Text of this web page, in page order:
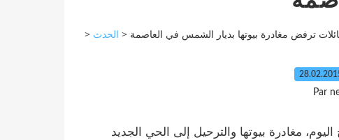
> الحدث > ترفض مغادرة بيوتها بديار الشمس في العاصمة
Par
مغادرة بيوتها والترحيل إلى الحي الجديد